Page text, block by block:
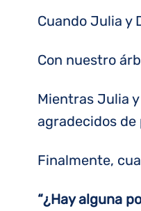
Cuando Julia y
Con nuestro
Mientras Julia
agradecidos de
Finalmente,
“¿Hay alguna